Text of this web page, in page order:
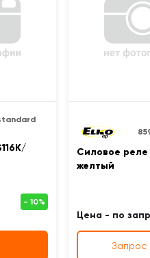
Силовое реле
желтый
Цена - по
Запрос